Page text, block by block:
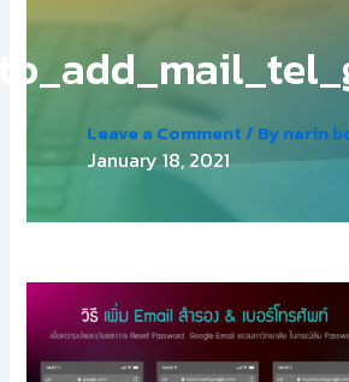
Leave a Comment / Bynarin
January 18, 2021